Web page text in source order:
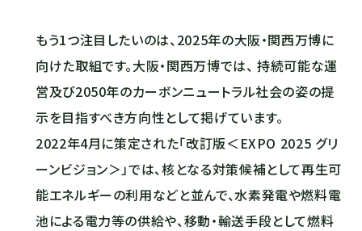
もう1つ注目したいのは、2025年の大阪・関西万博に
向けた取組です。大阪・関西万博では、 持続可能な運
営及び2050年のカーボンニュートラル社会の姿の提
示を目指すべき方向性として掲げています。
2022年4月に策定された「改訂版＜EXPO 2025 グリ
ーンビジョン＞」では、核となる対策候補として再生可
能エネルギーの利用などと並んで、水素発電や燃料電
池による電力等の供給や、移動・輸送手段として燃料